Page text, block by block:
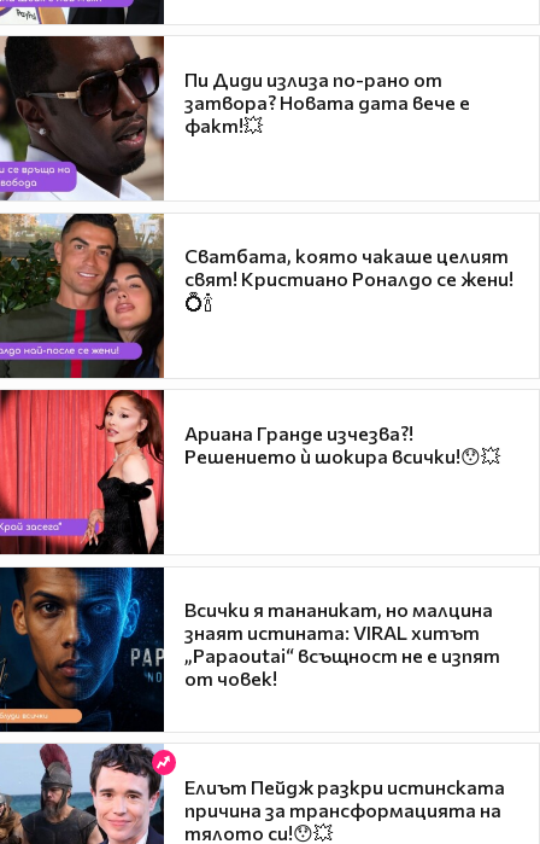
Пи Диди излиза по-рано от
затвора? Новата дата вече е
факт!💥
Сватбата, която чакаше целият
свят! Кристиано Роналдо се жени!
💍🍾
Ариана Гранде изчезва?!
Решението ѝ шокира всички!😯💥
Всички я тананикат, но малцина
знаят истината: VIRAL хитът
„Papaoutai“ всъщност не е изпят
от човек!
Елиът Пейдж разкри истинската
причина за трансформацията на
тялото си!😯💥